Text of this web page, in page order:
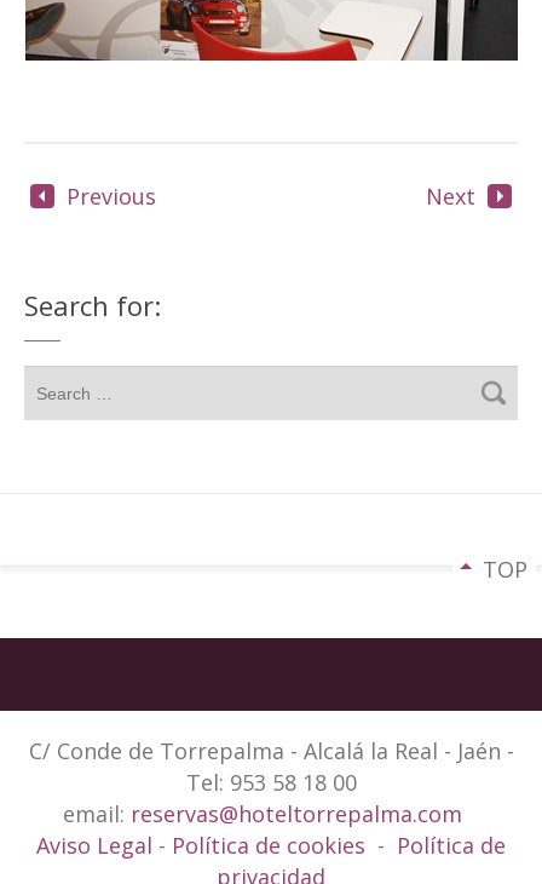
Previous Next
Search for:
TOP
C/ Conde de Torrepalma - Alcalá la Real - Jaén -
Tel: 953 58 18 00
email: reservas@hoteltorrepalma.com
Aviso Legal - Política de cookies - Política de
privacidad